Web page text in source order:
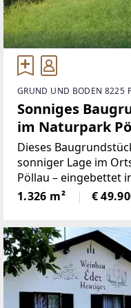
GRUND UND BODEN 8225
Sonniges
im Naturpark
Hartberg
Dieses
sonniger Lage im
Pöllau – eingebettet
desNaturparks
geprägt von
1.326 m² €